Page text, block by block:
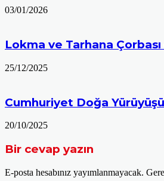
03/01/2026
Lokma ve Tarhana
25/12/2025
Cumhuriyet Doğa
20/10/2025
Bir cevap yazın
E-posta hesabınız yayımlanmayacak.